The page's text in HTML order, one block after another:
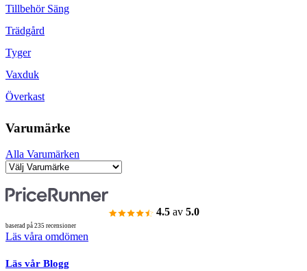
Tillbehör Säng
Trädgård
Tyger
Vaxduk
Överkast
Varumärke
Alla Varumärken
4.5 av 5.0
baserad på 235 recensioner
Läs våra omdömen
Läs vår Blogg